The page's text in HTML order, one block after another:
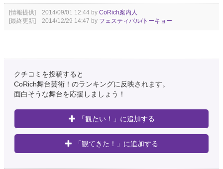
[情報提供] 2014/09/01 12:44 by CoRich案内人
[最終更新] 2014/12/29 14:47 by フェスティバル/トーキョー
クチコミを投稿すると
CoRich舞台芸術！のランキングに反映されます。
面白そうな舞台を応援しましょう！
「観たい！」に追加する
「観てきた！」に追加する